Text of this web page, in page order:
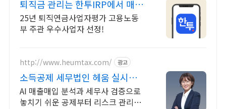
퇴직금 관리는 한투IRP에서 매달
기대되는 연금 생활
25년 퇴직연금사업자평가 고용노동
부 주관 우수사업자 선정!
http://www.heumtax.com/ 광고
소득공제 세무법인 헤움 실시간
카톡 상담 지원
AI 매출매입 분석과 세무사 검증으로
놓치기 쉬운 공제부터 리스크 관리까